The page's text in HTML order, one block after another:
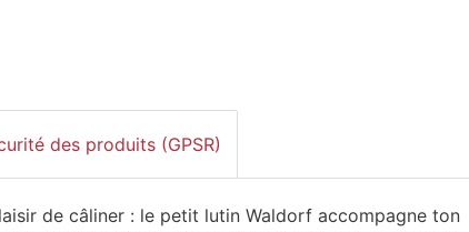
des produits (GPSR)
de câliner : le petit lutin Waldorf accompagne ton